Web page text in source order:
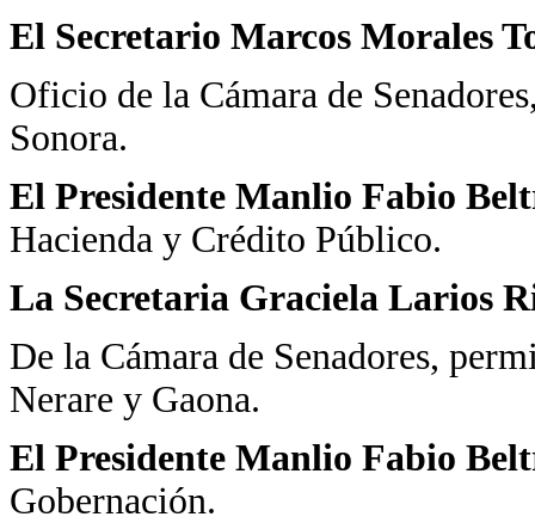
El Secretario Marcos Morales
Oficio de la Cámara de
Sonora.
El Presidente Manlio Fabio
Hacienda y Crédito Público.
La Secretaria Graciela Larios
De la Cámara de Senadores,
Nerare y Gaona.
El Presidente Manlio Fabio
Gobernación.